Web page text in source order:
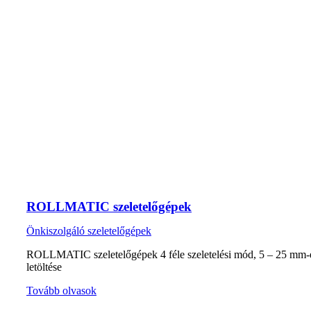
ROLLMATIC szeletelőgépek
Önkiszolgáló szeletelőgépek
ROLLMATIC szeletelőgépek 4 féle szeletelési mód, 5 – 25
letöltése
Tovább olvasok